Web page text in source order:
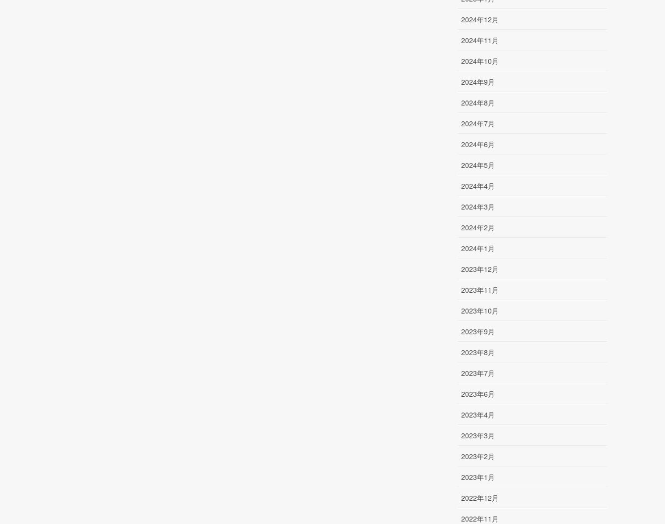
2024年12月
2024年11月
2024年10月
2024年9月
2024年8月
2024年7月
2024年6月
2024年5月
2024年4月
2024年3月
2024年2月
2024年1月
2023年12月
2023年11月
2023年10月
2023年9月
2023年8月
2023年7月
2023年6月
2023年4月
2023年3月
2023年2月
2023年1月
2022年12月
2022年11月